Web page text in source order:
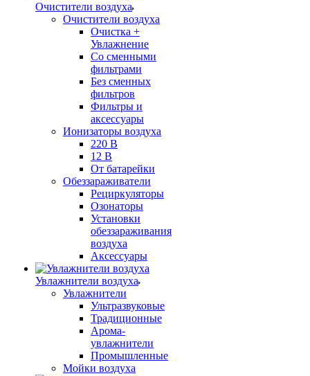
Очистители воздуха
Очистители воздуха
Очистка +
Увлажнение
Cо сменными
фильтрами
Без сменных
фильтров
Фильтры и
аксессуары
Ионизаторы воздуха
220 В
12 В
От батарейки
Обеззараживатели
Рециркуляторы
Озонаторы
Установки
обеззараживания
воздуха
Аксессуары
Увлажнители воздуха
Увлажнители
Ультразвуковые
Традиционные
Арома-
увлажнители
Промышленные
Мойки воздуха